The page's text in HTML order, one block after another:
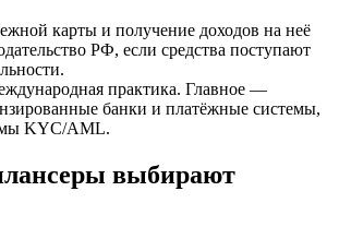
карты и получение доходов на неё
РФ, если средства поступают
практика. Главное —
банки и платёжные системы,
KYC/AML.
выбирают